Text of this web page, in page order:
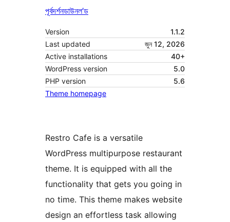
পূৰ্বদৰ্শনডাউনল’ড
Version
1.1.2
Last updated
জুন 12, 2026
Active installations
40+
WordPress version
5.0
PHP version
5.6
Theme homepage
Restro Cafe is a versatile
WordPress multipurpose restaurant
theme. It is equipped with all the
functionality that gets you going in
no time. This theme makes website
design an effortless task allowing